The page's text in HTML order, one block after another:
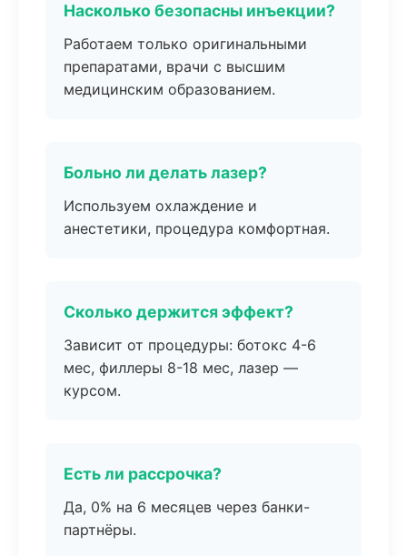
Насколько безопасны инъекции?
Работаем только оригинальными
препаратами, врачи с высшим
медицинским образованием.
Больно ли делать лазер?
Используем охлаждение и
анестетики, процедура комфортная.
Сколько держится эффект?
Зависит от процедуры: ботокс 4-6
мес, филлеры 8-18 мес, лазер —
курсом.
Есть ли рассрочка?
Да, 0% на 6 месяцев через банки-
партнёры.